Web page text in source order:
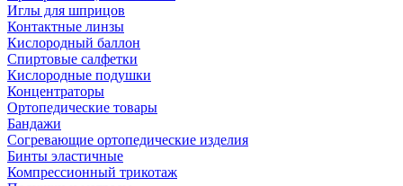
Иглы для шприцов
Контактные линзы
Кислородный баллон
Спиртовые салфетки
Кислородные подушки
Концентраторы
Ортопедические товары
Бандажи
Согревающие ортопедические изделия
Бинты эластичные
Компрессионный трикотаж